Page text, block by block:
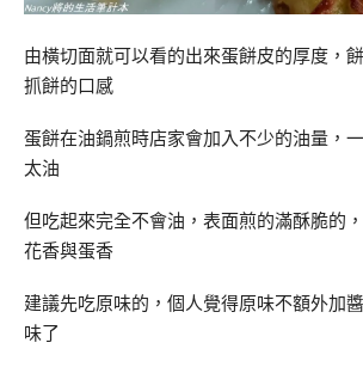
由橫切面就可以看的出來蛋餅皮的厚度，
抓餅的口感
蛋餅在油鍋煎時店家會加入不少的油量，
太油
但吃起來完全不會油，表面煎的滿酥脆的
花香與蛋香
建議先吃原味的，個人覺得原味不額外加
味了